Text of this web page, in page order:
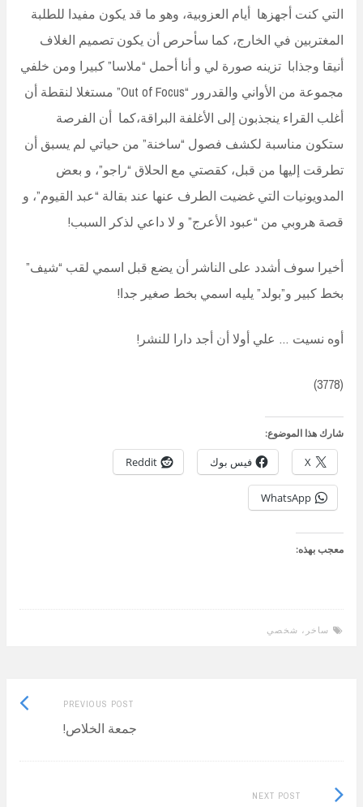
التي كنت أجهزها أيام العزوبية، وهو ما قد يكون مفيدا للطلبة
المغتربين في الخارج، كما سأحرص أن يكون تصميم الغلاف
أنيقا وجذابا تزينه صورة لي و أنا أحمل “ملاسا” كبيرا ومن خلفي
مجموعة من الأواني والقدرور “Out of Focus” مستغلا لنقطة أن
أغلب القراء ينجذبون إلى الأغلفة البراقة،كما أن الفرصة
ستكون مناسبة لكشف فصول “ساخنة” من حياتي لم يسبق أن
تطرقت إليها من قبل، كقصتي مع الحلاق “راجو”، و بعض
المدويونيات التي غضيت الطرف عنها عند بقالة “عبد القيوم”، و
قصة هروبي من “عبود الأعرج” و لا داعي لذكر السبب!
أخيرا سوف أشدد على الناشر أن يضع قبل اسمي لقب “شيف”
بخط كبير و”بولد” يليه اسمي بخط صغير جدا!
أوه نسيت … علي أولا أن أجد دارا للنشر!
(3778)
شارك هذا الموضوع:
X فيس بوك Reddit
WhatsApp
معجب بهذه:
ساخر، شخصي
PREVIOUS POST
Previous
post:جمعة الخلاص!
NEXT POST
Next